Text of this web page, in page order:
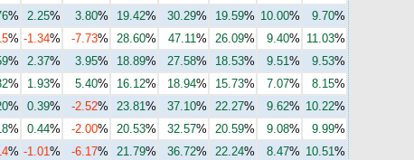
% 2.25% 3.80% 19.42% 30.29% 19.59% 10.00% 9.70%
% -1.34% -7.73% 28.60% 47.11 % 26.09% 9.40% 11.03%
% 2.37% 3.95% 18.89% 27.58% 18.53% 9.51 % 9.53%
% 1.93% 5.40% 16.12% 18.94% 15.73% 7.07% 8.15%
% 0.39% -2.52% 23.81 % 37.10% 22.27% 9.62% 10.22%
% 0.44% -2.00% 20.53% 32.57% 20.59% 9.08% 9.99%
% -1.01 % -6.17% 21.79% 36.72% 22.24% 8.47% 10.51 %